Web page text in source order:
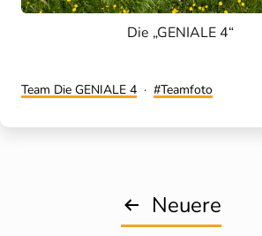
Die „GENIALE 4“
Kategorisiert
Team Die GENIALE 4
Verschlagwortet
Teamfoto
Neuere